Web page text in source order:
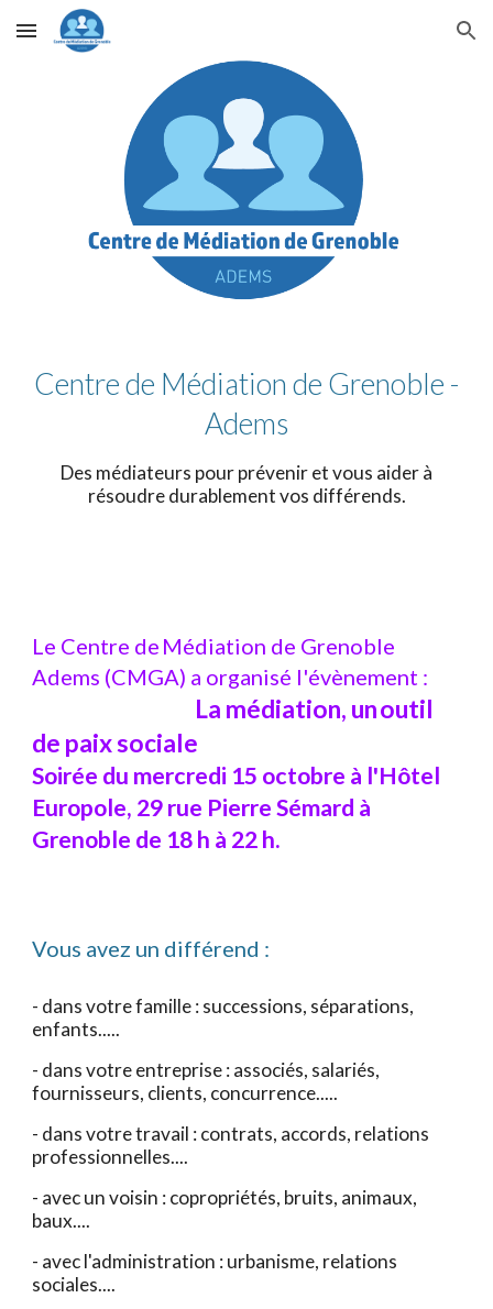
Skip to main content Skip to navigation
Centre de Médiation de Grenoble -
Adems
Des médiateurs pour prévenir et vous aider à
résoudre durablement vos différends.
Le Centre de Médiation de Grenoble
Adems (CMGA) a organisé l'évènement :
La médiation, un outil
de paix sociale
Soirée du mercredi 15 octobre à l'Hôtel
Europole, 29 rue Pierre Sémard à
Grenoble de 18 h à 22 h.
Vous avez un différend :
- dans votre famille : successions, séparations,
enfants.....
- dans votre entreprise : associés, salariés,
fournisseurs, clients, concurrence.....
- dans votre travail : contrats, accords, relations
professionnelles....
- avec un voisin : copropriétés, bruits, animaux,
baux....
- avec l'administration : urbanisme, relations
sociales....